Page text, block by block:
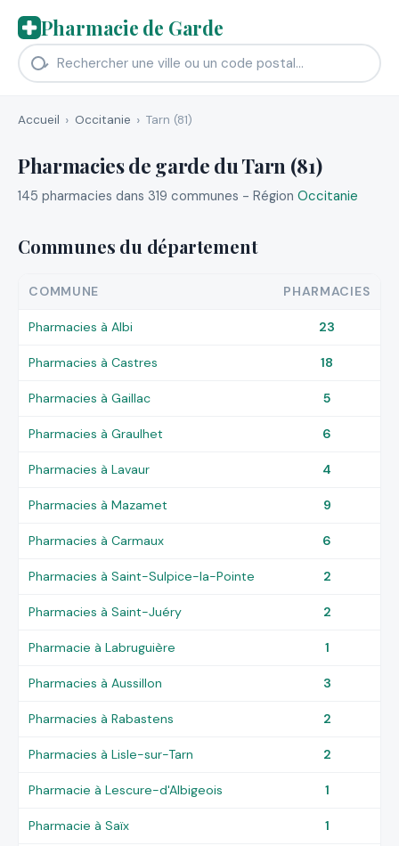
Pharmacie de Garde
Accueil Occitanie Tarn (81)
Pharmacies de garde du Tarn (81)
145 pharmacies dans 319 communes - Région Occitanie
Communes du département
COMMUNE PHARMACIES
Pharmacies à Albi 23
Pharmacies à Castres 18
Pharmacies à Gaillac 5
Pharmacies à Graulhet 6
Pharmacies à Lavaur 4
Pharmacies à Mazamet 9
Pharmacies à Carmaux 6
Pharmacies à Saint-Sulpice-la-Pointe 2
Pharmacies à Saint-Juéry 2
Pharmacie à Labruguière 1
Pharmacies à Aussillon 3
Pharmacies à Rabastens 2
Pharmacies à Lisle-sur-Tarn 2
Pharmacie à Lescure-d'Albigeois 1
Pharmacie à Saïx 1